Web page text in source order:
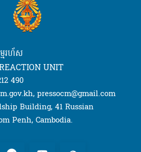
មរហ័ស
UNIT
490
pressocm@gmail.com
Building, 41 Russian
Penh, Cambodia.